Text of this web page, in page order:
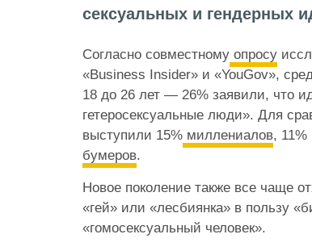
сексуальных и гендерных
Согласно совместному опросу
«Business Insider» и «YouGov»,
18 до 26 лет — 26% заявили, что
гетеросексуальные люди». Для
выступили 15% миллениалов, 11%
бумеров.
Новое поколение также все чаще
«гей» или «лесбиянка» в пользу
«гомосексуальный человек».